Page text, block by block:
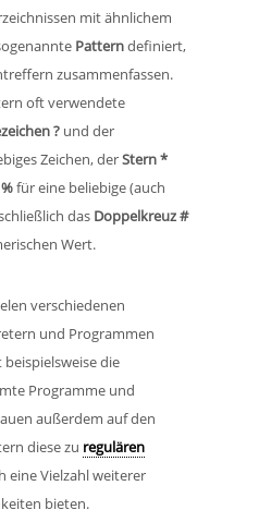
mit ähnlichem
Patterndefiniert,
zusammenfassen.
oft verwendete
? und der
Zeichen, derStern *
für eine beliebige (auch
das Doppelkreuz #
Wert.
verschiedenen
und Programmen
die
Programme und
außerdem auf den
diese zu regulären
eine Vielzahl weiterer
bieten.